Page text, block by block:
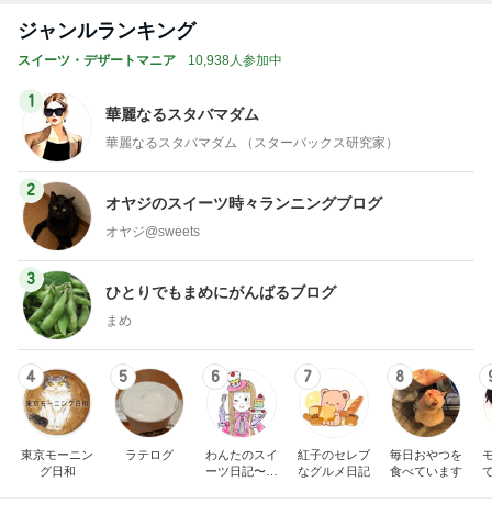
ジャンルランキング
スイーツ・デザートマニア 10,938人参加中
1
華麗なるスタバマダム
華麗なるスタバマダム （スターバックス研究家）
2
オヤジのスイーツ時々ランニングブログ
オヤジ@sweets
3
ひとりでもまめにがんばるブログ
まめ
4
東京モーニン
グ日和
5
ラテログ
6
わんたのスイ
ーツ日記〜小
7
紅子のセレブ
なグルメ日記
8
毎日おやつを
食べています